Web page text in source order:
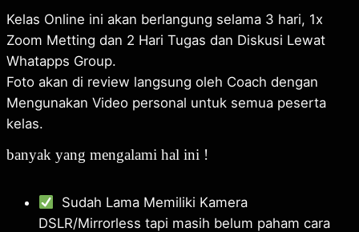
Kelas Online ini akan berlangung selama 3 hari, 1x
Zoom Metting dan 2 Hari Tugas dan Diskusi Lewat
Whatapps Group.
Foto akan di review langsung oleh Coach dengan
Mengunakan Video personal untuk semua peserta
kelas.
banyak yang mengalami hal ini !
Sudah Lama Memiliki Kamera
DSLR/Mirrorless tapi masih belum paham cara